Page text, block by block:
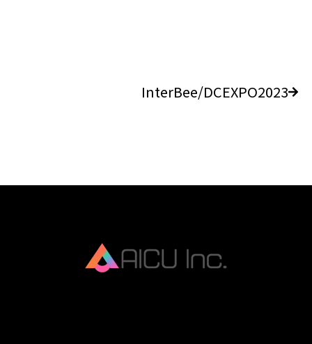
InterBee/DCEXPO2023